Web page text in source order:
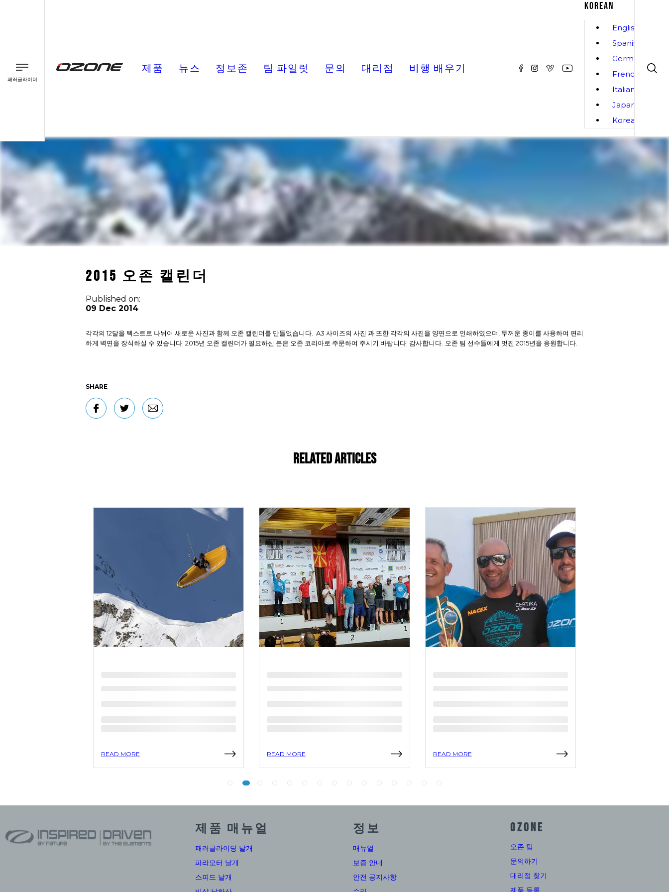
패러글라이더
제품 뉴스 정보존 팀 파일럿 문의 대리점 비행 배우기
KOREAN
English
Spanish
German
French
Italian
Japanese
Korean
2015 오존 캘린더
Published on:
09 Dec 2014
각각의 12달을 텍스트로 나뉘어 새로운 사진과 함께 오존 캘린더를 만들었습니다. A3 사이즈의 사진 과 또한 각각의 사진을 양면으로 인쇄하였으며, 두꺼운 종이를 사용하여 편리
하게 벽면을 장식하실 수 있습니다. 2015년 오존 캘린더가 필요하신 분은 오존 코리아로 주문하여 주시기 바랍니다. 감사합니다. 오존 팀 선수들에게 멋진 2015년을 응원합니다.
SHARE
Related Articles
READ MORE READ MORE READ MORE
제품 매뉴얼
패러글라이딩 날개
파라모터 날개
스피드 날개
정보
매뉴얼
보증 안내
안전 공지사항
OZONE
오존 팀
문의하기
대리점 찾기
제품 등록